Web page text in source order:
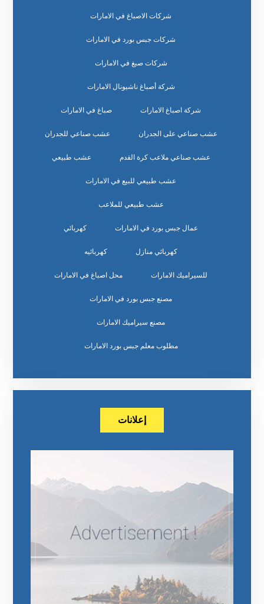
شركات الاصباغ في الامارات
شركات جبس بورد في الامارات
شركات صبغ في الامارات
شركة أصباغ ناشيونال الامارات
شركة اصباغ الامارات صباغ في الامارات
عشب صناعي على الجدران عشب صناعي للجدران
عشب صناعي ملاعب كرة القدم عشب طبيعي
عشب طبيعي للبيع في الامارات
عشب طبيعي للملاعب
عمال جبس بورد في الامارات كهربائي
كهربائي منازل كهربائيه
للسيراميك الامارات محل اصباغ في الامارات
مصنع جبس بورد في الامارات
مصنع سيراميك الامارات
مطلوب معلم جبس بورد الامارات
إعلانات